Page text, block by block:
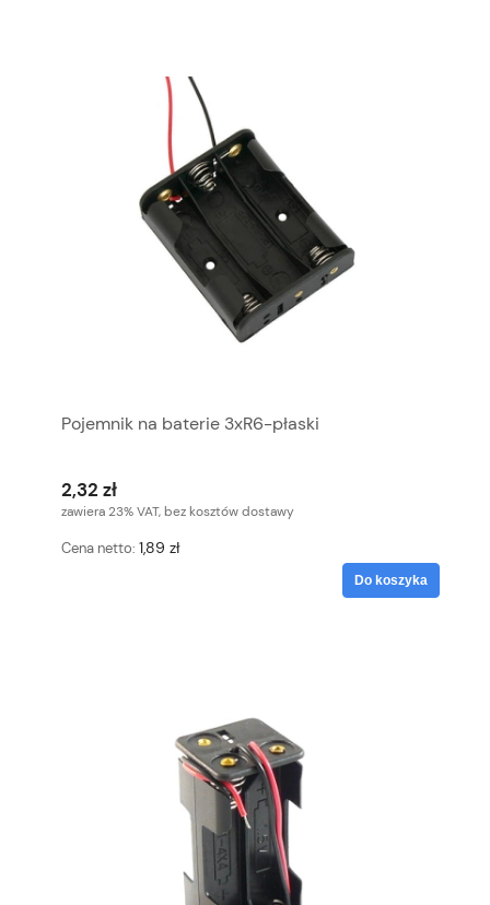
Pojemnik na baterie 3xR6-płaski
2,32 zł
zawiera 23% VAT, bez kosztów dostawy
Cena netto: 1,89 zł
Do koszyka